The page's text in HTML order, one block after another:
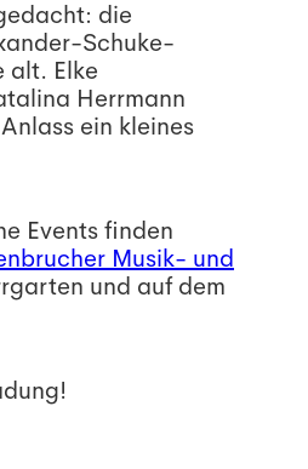
die
Schuke-
alt. Elke
Herrmann
ein kleines
Events finden
Musik- und
und auf dem